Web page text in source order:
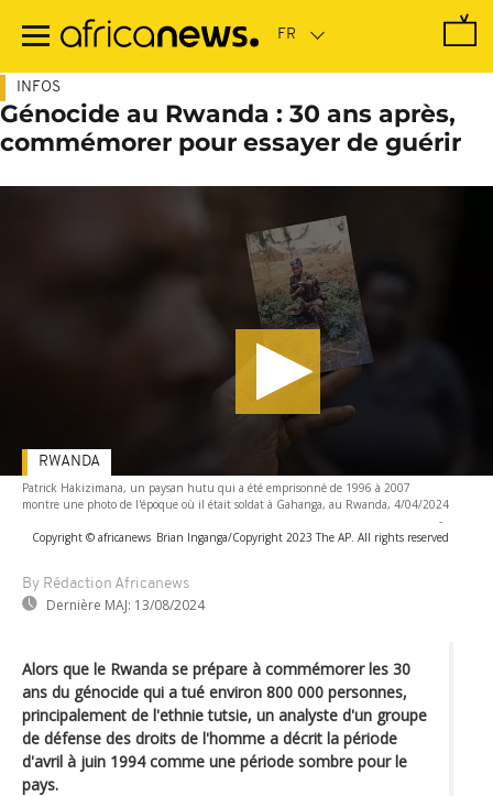
contenu
INFOS
Génocide au Rwanda : 30 ans après,
commémorer pour essayer de guérir
Patrick Hakizimana, un paysan hutu qui a été emprisonné de 1996 à 2007
montre une photo de l'époque où il était soldat à Gahanga, au Rwanda, 4/04/2024
-
Copyright © africanews Brian Inganga/Copyright 2023 The AP. All rights reserved
By Rédaction Africanews
Dernière MAJ: 13/08/2024
RWANDA
Alors que le Rwanda se prépare à commémorer les 30
ans du génocide qui a tué environ 800 000 personnes,
principalement de l'ethnie tutsie, un analyste d'un groupe
de défense des droits de l'homme a décrit la période
d'avril à juin 1994 comme une période sombre pour le
pays.